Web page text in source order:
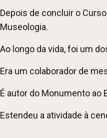
Depois de concluir o
Museologia.
Ao longo da vida, foi um
Era um colaborador de
É autor do Monumento ao
Estendeu a atividade à